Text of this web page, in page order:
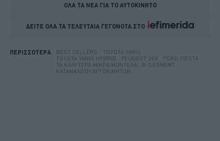
ΟΛΑ ΤΑ ΝΕΑ ΓΙΑ ΤΟ ΑΥΤΟΚΙΝΗΤΟ
ΔΕΙΤΕ ΟΛΑ ΤΑ ΤΕΛΕΥΤΑΙΑ ΓΕΓΟΝΟΤΑ ΣΤΟ
ΠΕΡΙΣΣΟΤΕΡΑ BEST SELLERS
TOYOTA YARIS
TOYOTA YARIS HYBRID
PEUGEOT 208
FORD FIESTA
ΤΑ ΚΑΛΎΤΕΡΑ ΜΙΚΡΆ ΜΟΝΤΈΛΑ
B-SEGMENT
ΚΑΤΑΝΆΛΩΣΗ ΑΥΤΟΚΙΝΉΤΩΝ